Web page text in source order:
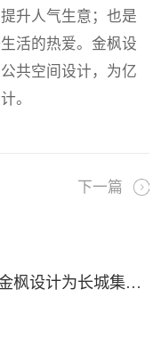
升人气生意；也是
活的热爱。金枫设
共空间设计，为亿
。
下一篇
金枫动态 | 金枫设计为长城集团爱情广场打造汽车文化主题美食食集